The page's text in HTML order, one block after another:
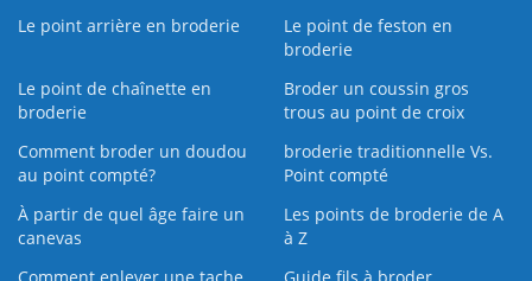
Le point arrière en broderie
Le point de feston en
broderie
Le point de chaînette en
broderie
Broder un coussin gros
trous au point de croix
Comment broder un doudou
au point compté?
broderie traditionnelle Vs.
Point compté
À partir de quel âge faire un
canevas
Les points de broderie de A
à Z